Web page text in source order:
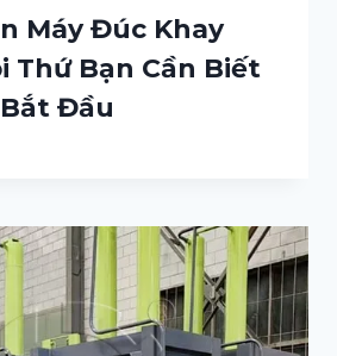
Máy Đúc Khay
Thứ Bạn Cần Biết
Đầu